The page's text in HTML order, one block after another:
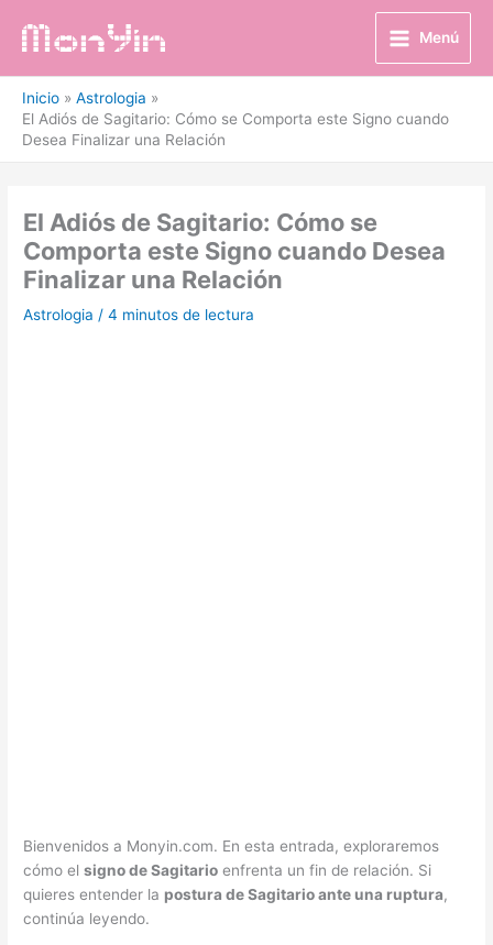
Menú
Inicio
Astrologia
El Adiós de Sagitario: Cómo se Comporta este Signo cuando
Desea Finalizar una Relación
El Adiós de Sagitario: Cómo se
Comporta este Signo cuando Desea
Finalizar una Relación
Astrologia /4 minutos de lectura
Bienvenidos a Monyin.com. En esta entrada, exploraremos
cómo elsigno de Sagitario enfrenta un fin de relación. Si
quieres entender la postura de Sagitario ante una ruptura,
continúa leyendo.